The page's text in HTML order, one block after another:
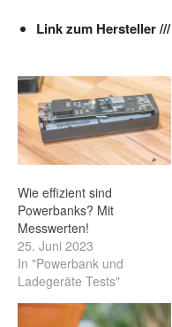
Link zum Hersteller ///
Wie effizient sind
Powerbanks? Mit
Messwerten!
25. Juni 2023
In "Powerbank und
Ladegeräte Tests"